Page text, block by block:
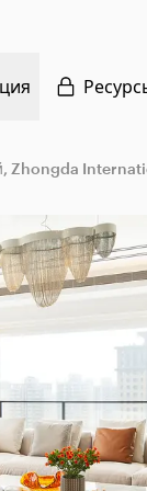
Zhongda